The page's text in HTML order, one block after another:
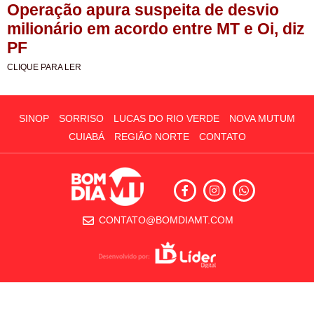
Operação apura suspeita de desvio
milionário em acordo entre MT e Oi, diz
PF
CLIQUE PARA LER
SINOP SORRISO LUCAS DO RIO VERDE
NOVA MUTUM
CUIABÁ
REGIÃO NORTE CONTATO
CONTATO@BOMDIAMT.COM